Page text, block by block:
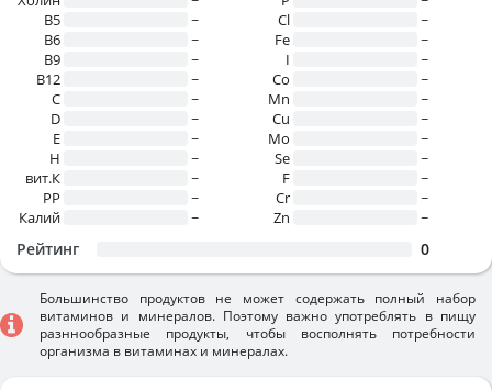
B5
~
B6
~
B9
~
B12
~
C
~
D
~
E
~
H
~
вит.К
~
PP
~
Калий
~
Cl
~
Fe
~
I
~
Co
~
Mn
~
Cu
~
Mo
~
Se
~
F
~
Cr
~
Zn
~
Рейтинг 0
Большинство продуктов не может содержать полный набор
витаминов и минералов. Поэтому важно употреблять в пищу
разннообразные продукты, чтобы восполнять потребности
организма в витаминах и минералах.